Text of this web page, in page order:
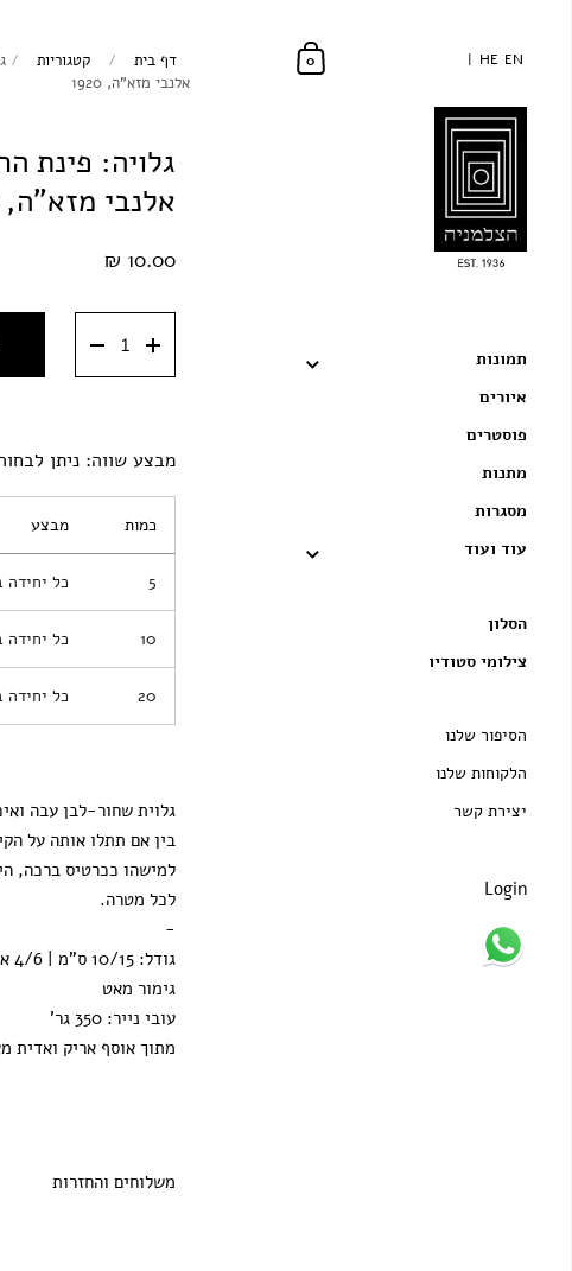
HE EN
HE EN
תמונות
איורים
פוסטרים
מתנות
מסגרות
עוד ועוד
הסלון
צילומי סטודיו
הסיפור שלנו
הלקוחות שלנו
יצירת קשר
Login
0 דף בית / קטגוריות /
אלנבי מזא"ה, 1920
גלויה: פינת
אלנבי מזא"ה, 1920
10.00 ₪
מבצע שווה: ניתן
כמות מבצע
5 כל יחידה
10 כל יחידה
20 כל יחידה
גלוית שחור-לבן עבה
בין אם תתלו אותה על
למישהו ככרטיס ברכה,
לכל מטרה.
-
גודל: 10/15 ס"מ | 4/6 אינץ'
גימור מאט
עובי נייר: 350 גר'
מתוך אוסף אריק ואדית
משלוחים והחזרות